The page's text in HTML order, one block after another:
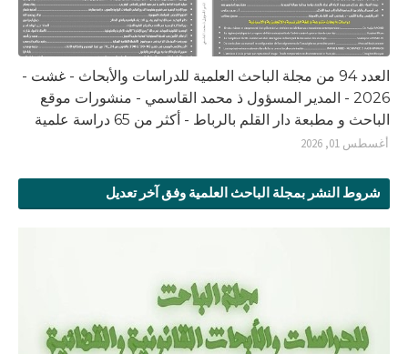
العدد 94 من مجلة الباحث العلمية للدراسات والأبحاث - غشت -
2026 - المدير المسؤول ذ محمد القاسمي - منشورات موقع
الباحث و مطبعة دار القلم بالرباط - أكثر من 65 دراسة علمية
أغسطس 01, 2026
شروط النشر بمجلة الباحث العلمية وفق آخر تعديل